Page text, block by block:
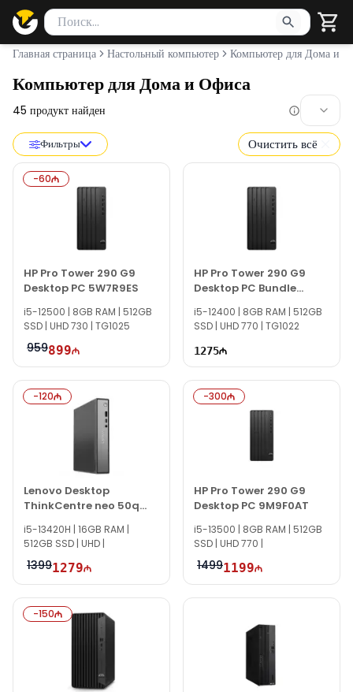
Поиск товаров
Введите минимум 2 символа для поиска. Нажмите Enter
Главная страница Настольный компьютер Компьютер для Дома и
Компьютер для Дома и Офиса
45 продукт найден
Фильтры Очистить всё
-60
HP Pro Tower 290 G9
Desktop PC 5W7R9ES
i5-12500 | 8GB RAM | 512GB
SSD | UHD 730 | TG1025
959899
HP Pro Tower 290 G9
Desktop PC Bundle
884T0EA
i5-12400 | 8GB RAM | 512GB
SSD | UHD 770 | TG1022
1275
-120
Lenovo Desktop
ThinkCentre neo 50q
Gen 5 13B9007AGV
i5-13420H | 16GB RAM |
512GB SSD | UHD |
13991279
-300
HP Pro Tower 290 G9
Desktop PC 9M9F0AT
i5-13500 | 8GB RAM | 512GB
SSD | UHD 770 |
14991199
-150